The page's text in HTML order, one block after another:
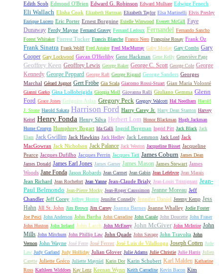
Edith Scob Edmond O'Brien Edward G. Robinson Edward Mulhare Edwige Fenech
Eli Wallach Elisha Cook Elizabeth Hartman Elizabeth Taylor Elsa Martinelli Elvis Presley
Enrique Lucero Eric Porter Ernest Borgnine Estelle Winwood Everett McGill Faye
Dunaway Ferdy Mayne Fernand Gravey Fernand Ledoux Fernandel Fernando Sancho
Forest Whitaker Forrest Tucker Francis Blanche Franco Nero Françoise Rosay Frank Oz
Frank Sinatra Frank Wolff Fred Astaire Fred MacMurray Gaby Morlay Gary Combs Gary
Cooper Gary Lockwood Gavan O'Herlihy Gene Hackman Gene Kelly Geneviève Page
Geoffrey Keen Geoffrey Lewis George Baker George C. Scott George Cole George
Kennedy George Peppard George Raft George Rigaud George Sanders Georges
Marchal Gérard Jugnot Gert Fröbe Gia Scala Giacomo Rossi-Stuart Gian Maria Volonté
Gianni Garko Gina Lollobrigida Giorgia Moll Giovanna Ralli Giuliano Gemma Glenn
Ford Grace Jones Grégoire Aslan Gregory Peck Gregory Walcott Hal Needham Harold
J. Stone Harold Sakata Harrison Ford Harry Carey Jr. Harry Dean Stanton Harvey
Keitel Henry Fonda Henry Silva Herbert Lom Honor Blackman Hugh Jackman
Hume Cronyn Humphrey Bogart Ida Galli Ingrid Bergman Ingrid Pitt Jack Black Jack
Elam Jack Gwillim Jack Hawkins Jack Hedley Jack Lemmon Jack Lord Jack
MacGowran Jack Nicholson Jack Palance Jack Weston Jacqueline Bisset Jacqueline
Pearce Jacques Dufilho Jacques Perrin Jacques Tati James Coburn James Dean
James Donald James Earl Jones James Garner James Mason James Stewart James
Woods Jane Fonda Jason Robards Jean Carmet Jean Gabin Jean Lefebvre Jean Marais
Jean Richard Jean Rochefort Jean Yanne Jean-Claude Brialy Jean-Louis Trintignant Jean-
Paul Belmondo Jean-Pierre Mocky Jean-Roger Caussimon Jeanne Moreau Jeff
Chandler Jeff Corey Jeffrey Hunter Jennifer Connelly Jennifer Daniel Jeremy Kemp Jess
Hahn Jill St. John Jim Brown Jim Carrey Joanna Barnes Joanne Whalley Jodie Foster
Joe Pesci John Anderson John Bartha John Carradine John Cazale John Doucette John Fraser
John Huston John Ireland John Larch John McEnery John McGiver John McIntire John
Mills John Mitchum John Phillip Law John Quade John Savage John Travolta John
Vernon John Wayne José Ferre José Ferrer José Luis de Vilallonga Joseph Cotten Jude
Law Judy Garland Judy Holliday Julian Glover Julie Adams Julie Christie Julie Harris Julien
Carette Juliette Gréco Juliette Mayniel Karin Dor Karin Schubert Karl Malden Katharine
Ross Kathleen Widdoes Kay Lenz Keenan Wynn Keith Carradine Kevin Bacon Kim